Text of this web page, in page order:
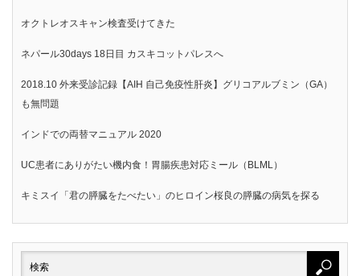
オクトレオスキャン検査受けてきた
ネパール30days 18日目 カスキコットパレスへ
2018.10 外来受診記録【AIH 自己免疫性肝炎】グリコアルブミン（GA）
も無問題
インドでの両替マニュアル 2020
UC患者にありがたい機内食！胃腸疾患対応ミール（BLML）
キミスイ「君の膵臓をたべたい」のヒロイン桜良の膵臓の病気を探る